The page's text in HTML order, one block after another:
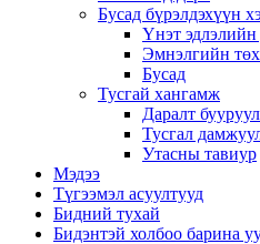
Бусад бүрэлдэхүүн
Үнэт эдлэлийн
Эмнэлгийн
Бусад
Тусгай хангамж
Даралт
Тусгал
Утасны тавиур
Мэдээ
Түгээмэл асуултууд
Бидний тухай
Бидэнтэй холбоо барина